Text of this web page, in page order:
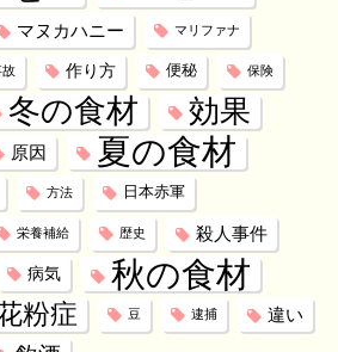
マヌカハニー マリファナ
故 作り方 便秘 保険
冬の食材 効果
原因 夏の食材
方法 日本赤軍
栄養補給 歴史 殺人事件
病気 秋の食材
粉症 豆 逮捕 違い